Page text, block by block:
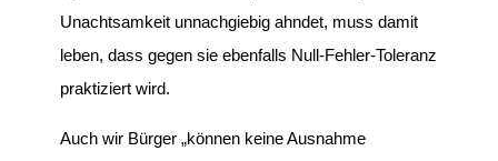
Unachtsamkeit unnachgiebig ahndet, muss damit
leben, dass gegen sie ebenfalls Null-Fehler-Toleranz
praktiziert wird.
Auch wir Bürger „können keine Ausnahme